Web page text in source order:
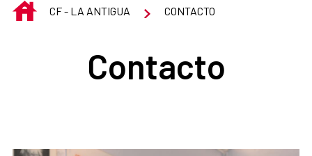
INICIOCF - LA ANTIGUA CONTACTO
Contacto